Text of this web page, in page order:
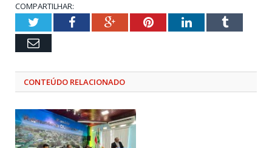
COMPARTILHAR:
TwitterFacebookGoogle+PinterestLinkedInTumblr
Email
CONTEÚDO RELACIONADO